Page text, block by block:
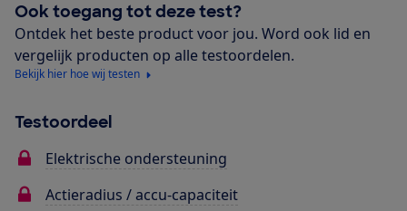
Ook toegang tot deze test?
Ontdek het beste product voor jou. Word ook lid en
vergelijk producten op alle testoordelen.
Bekijk hier hoe wij testen
Testoordeel
Elektrische ondersteuning
Actieradius / accu-capaciteit